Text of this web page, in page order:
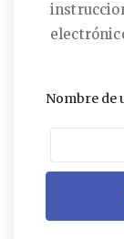
Nombre de